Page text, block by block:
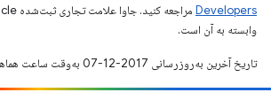
Developers‏
وابسته به آن است.
تاریخ آخرین به‌روزرسانی 2017-12-07 به‌وقت ساعت هماهنگ جهانی.